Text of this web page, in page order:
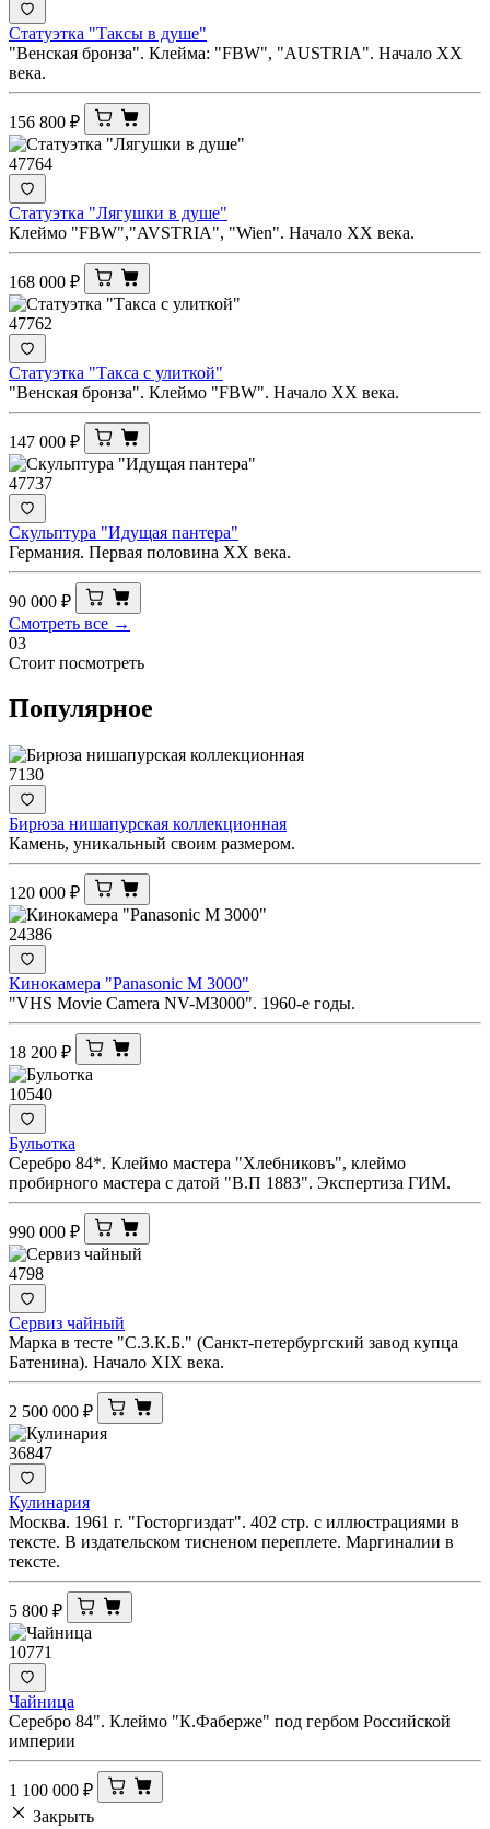
Статуэтка "Таксы в душе"
"Венская бронза". Клейма: "FBW", "AUSTRIA". Начало ХХ
века.
156 800 ₽
47764
Статуэтка "Лягушки в душе"
Клеймо "FBW","AVSTRIA", "Wien". Начало ХХ века.
168 000 ₽
47762
Статуэтка "Такса с улиткой"
"Венская бронза". Клеймо "FBW". Начало ХХ века.
147 000 ₽
47737
Скульптура "Идущая пантера"
Германия. Первая половина XX века.
90 000 ₽
Смотреть все →
03
Стоит посмотреть
Популярное
7130
Бирюза нишапурская коллекционная
Камень, уникальный своим размером.
120 000 ₽
24386
Кинокамера "Panasonic M 3000"
"VHS Movie Camera NV-M3000". 1960-е годы.
18 200 ₽
10540
Бульотка
Серебро 84*. Клеймо мастера "Хлебниковъ", клеймо
пробирного мастера с датой "В.П 1883". Экспертиза ГИМ.
990 000 ₽
4798
Сервиз чайный
Марка в тесте "С.З.К.Б." (Санкт-петербургский завод купца
Батенина). Начало XIX века.
2 500 000 ₽
36847
Кулинария
Москва. 1961 г. "Госторгиздат". 402 стр. с иллюстрациями в
тексте. В издательском тисненом переплете. Маргиналии в
тексте.
5 800 ₽
10771
Чайница
Серебро 84". Клеймо "К.Фаберже" под гербом Российской
империи
1 100 000 ₽
Закрыть